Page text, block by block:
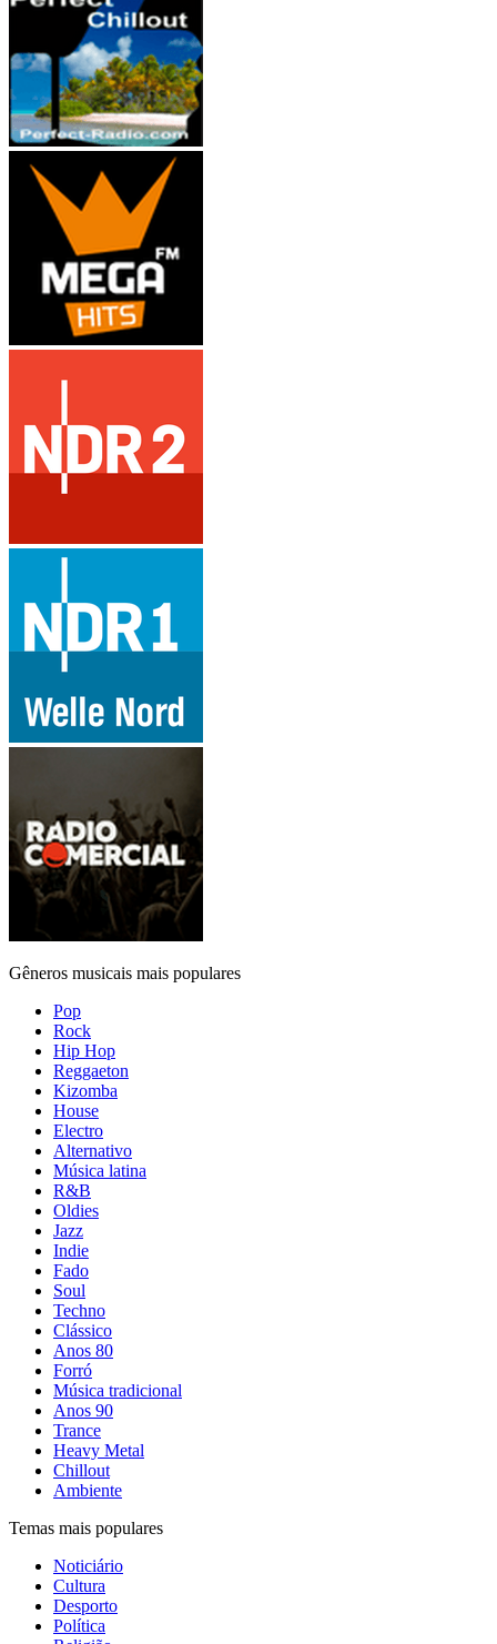
Gêneros musicais mais populares
Pop
Rock
Hip Hop
Reggaeton
Kizomba
House
Electro
Alternativo
Música latina
R&B
Oldies
Jazz
Indie
Fado
Soul
Techno
Clássico
Anos 80
Forró
Música tradicional
Anos 90
Trance
Heavy Metal
Chillout
Ambiente
Temas mais populares
Noticiário
Cultura
Desporto
Política